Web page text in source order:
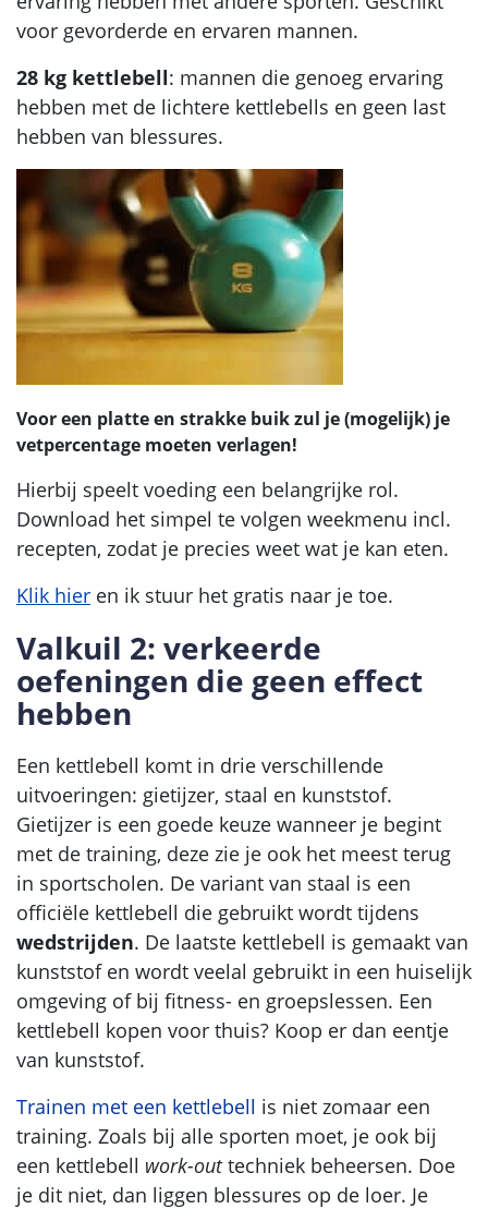
voor gevorderde en ervaren mannen.
28 kg kettlebell: mannen die genoeg ervaring
hebben met de lichtere kettlebells en geen last
hebben van blessures.
Voor een platte en strakke buik zul je (mogelijk) je
vetpercentage moeten verlagen!
Hierbij speelt voeding een belangrijke rol.
Download het simpel te volgen weekmenu incl.
recepten, zodat je precies weet wat je kan eten.
Klik hier en ik stuur het gratis naar je toe.
Valkuil 2: verkeerde
oefeningen die geen effect
hebben
Een kettlebell komt in drie verschillende
uitvoeringen: gietijzer, staal en kunststof.
Gietijzer is een goede keuze wanneer je begint
met de training, deze zie je ook het meest terug
in sportscholen. De variant van staal is een
officiële kettlebell die gebruikt wordt tijdens
wedstrijden. De laatste kettlebell is gemaakt van
kunststof en wordt veelal gebruikt in een huiselijk
omgeving of bij fitness- en groepslessen. Een
kettlebell kopen voor thuis? Koop er dan eentje
van kunststof.
Trainen met een kettlebell is niet zomaar een
training. Zoals bij alle sporten moet, je ook bij
een kettlebell work-outtechniek beheersen. Doe
je dit niet, dan liggen blessures op de loer. Je